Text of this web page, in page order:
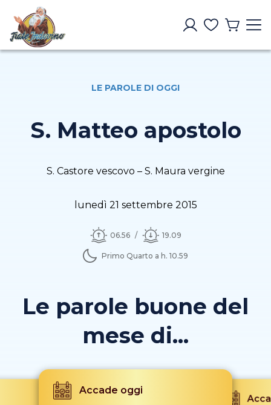
LE PAROLE DI OGGI
S. Matteo apostolo
S. Castore vescovo – S. Maura vergine
lunedì 21 settembre 2015
06.56 19.09
Primo Quarto a h. 10.59
Le parole buone del
mese di...
Accade oggi